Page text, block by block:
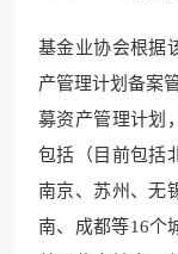
基金业协会根据
产管理计划备案
募资产管理计划
包括（目前包括
南京、苏州、无
南、成都等16个